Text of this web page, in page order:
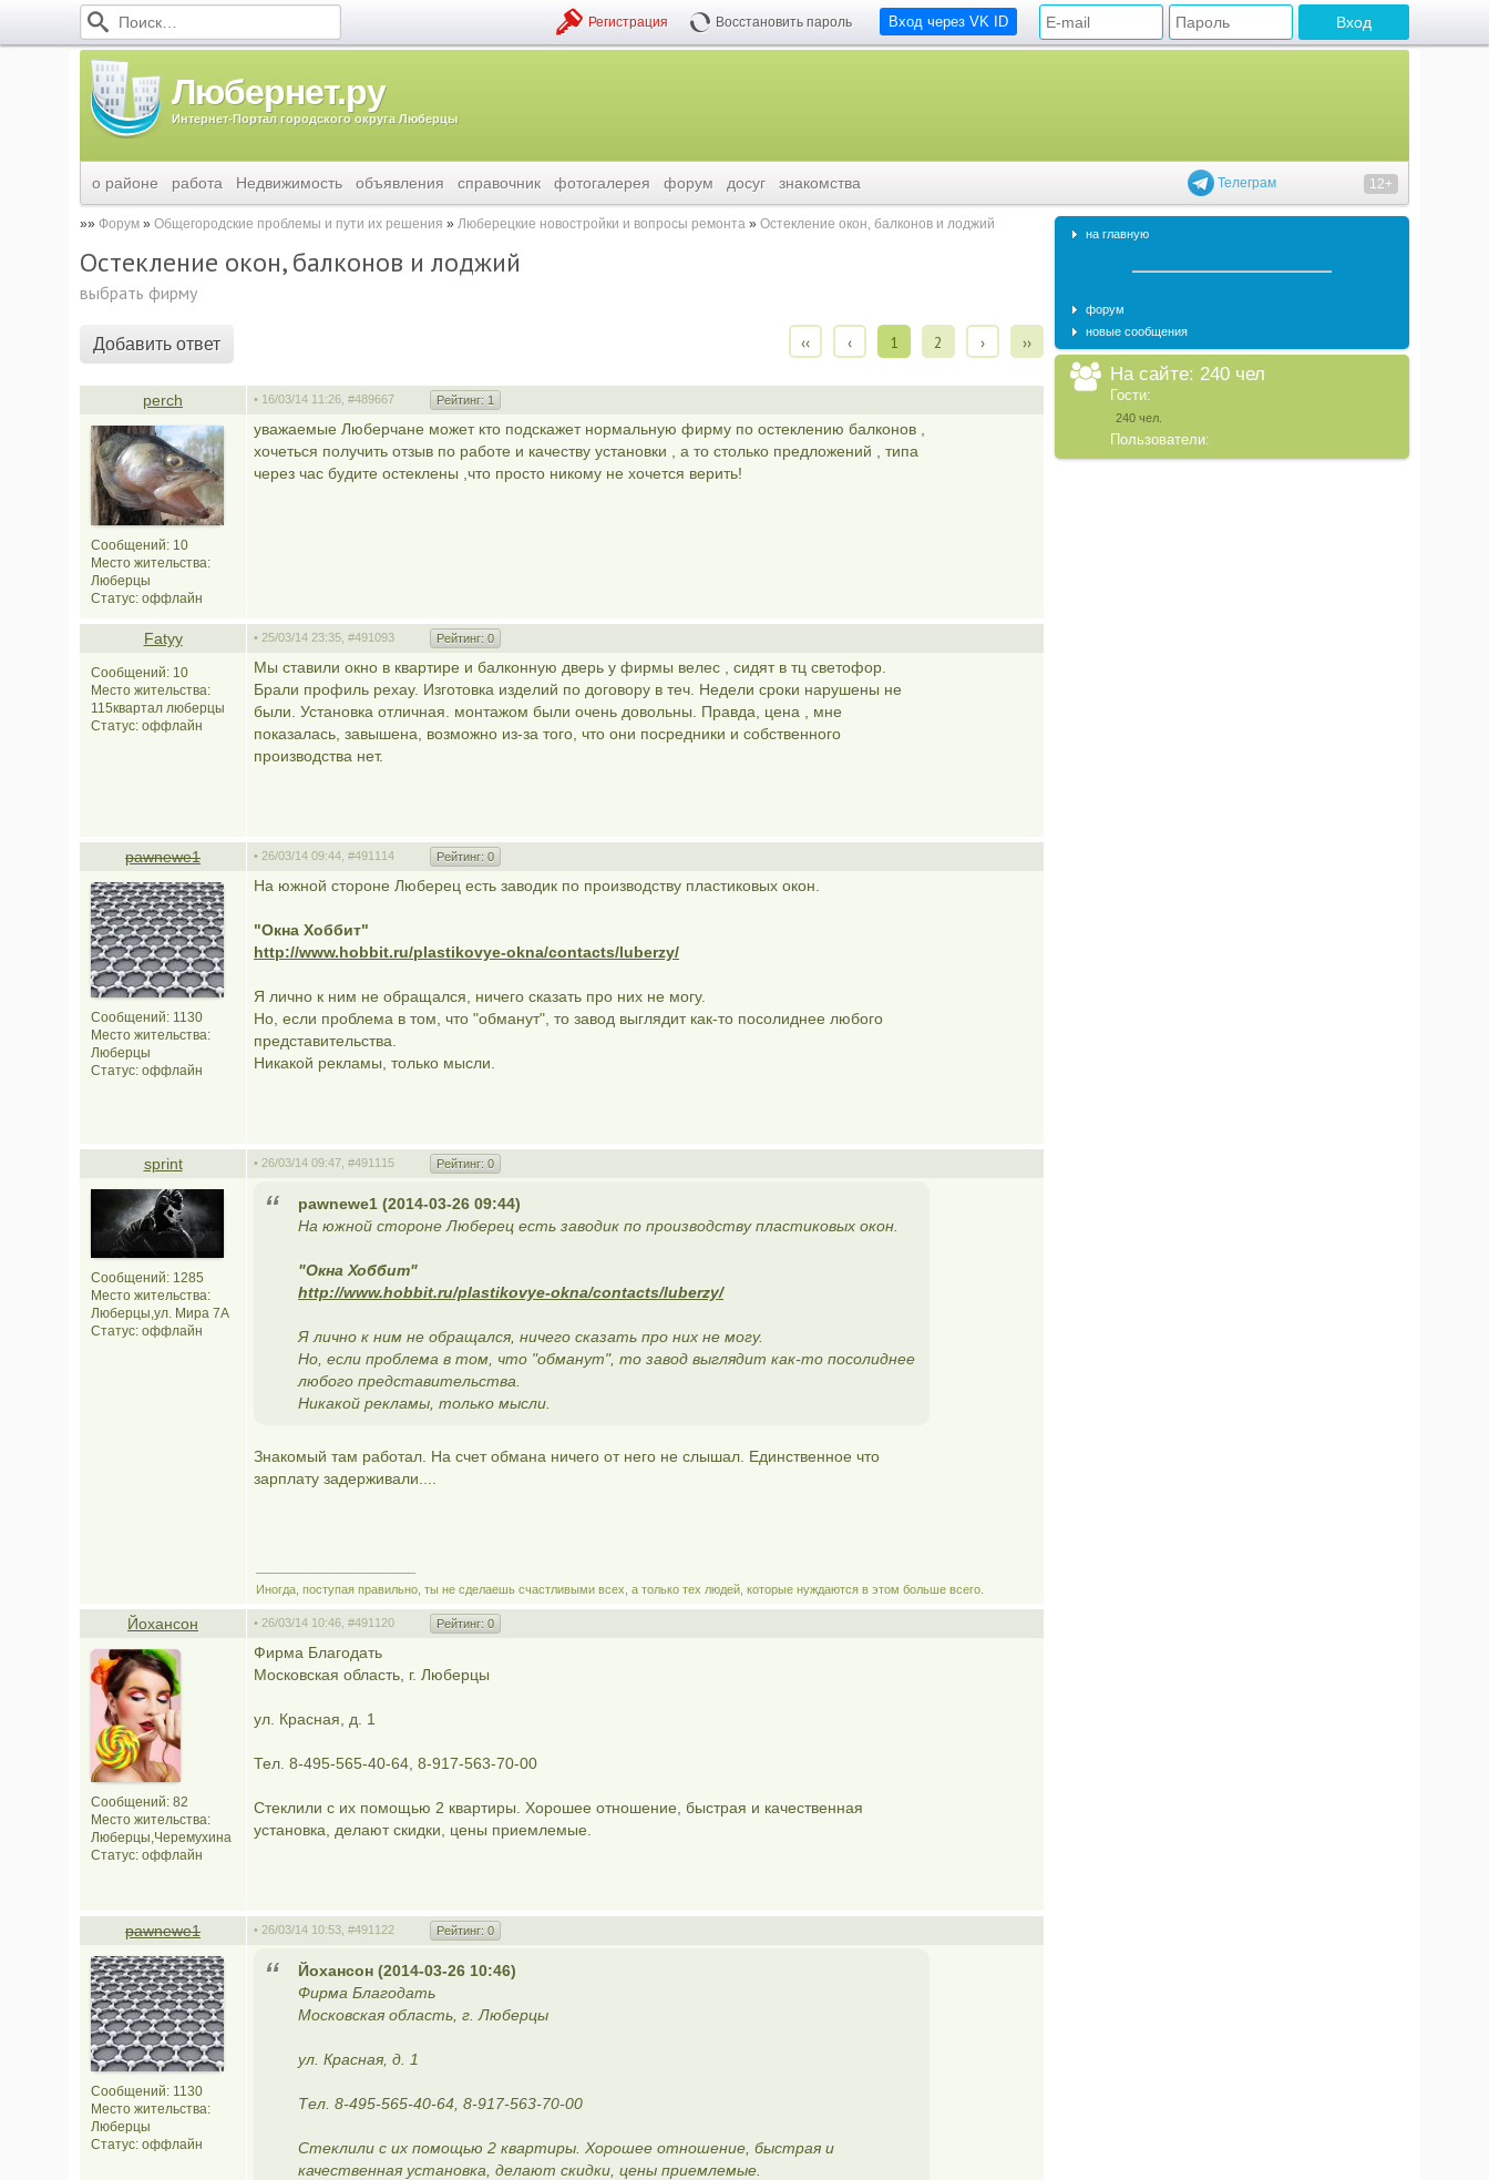
Вход через VK ID
Регистрация Восстановить пароль
Любернет.ру
Интернет-Портал городского округа Люберцы
Телеграм 12+
о районе работа Недвижимость объявления справочник фотогалерея форум досуг знакомства
Форум Общегородские проблемы и пути их решения Люберецкие новостройки и вопросы ремонта Остекление окон, балконов и лоджий
Остекление окон, балконов и лоджий
выбрать фирму
‹‹ ‹ 1 2 › ››
Добавить ответ
perch • 16/03/14 11:26, #489667 Рейтинг: 1
Сообщений: 10
Место жительства:
Люберцы
Статус: оффлайн
уважаемые Люберчане может кто подскажет нормальную фирму по остеклению балконов ,
хочеться получить отзыв по работе и качеству установки , а то столько предложений , типа
через час будите остеклены ,что просто никому не хочется верить!
Fatyy • 25/03/14 23:35, #491093 Рейтинг: 0
Сообщений: 10
Место жительства:
115квартал люберцы
Статус: оффлайн
Мы ставили окно в квартире и балконную дверь у фирмы велес , сидят в тц светофор.
Брали профиль рехау. Изготовка изделий по договору в теч. Недели сроки нарушены не
были. Установка отличная. монтажом были очень довольны. Правда, цена , мне
показалась, завышена, возможно из-за того, что они посредники и собственного
производства нет.
pawnewe1 • 26/03/14 09:44, #491114 Рейтинг: 0
Сообщений: 1130
Место жительства:
Люберцы
Статус: оффлайн
На южной стороне Люберец есть заводик по производству пластиковых окон.
"Окна Хоббит"
http://www.hobbit.ru/plastikovye-okna/contacts/luberzy/
Я лично к ним не обращался, ничего сказать про них не могу.
Но, если проблема в том, что "обманут", то завод выглядит как-то посолиднее любого
представительства.
Никакой рекламы, только мысли.
sprint • 26/03/14 09:47, #491115 Рейтинг: 0
Сообщений: 1285
Место жительства:
Люберцы,ул. Мира 7А
Статус: оффлайн
pawnewe1 (2014-03-26 09:44)
На южной стороне Люберец есть заводик по производству пластиковых окон.
"Окна Хоббит"
http://www.hobbit.ru/plastikovye-okna/contacts/luberzy/
Я лично к ним не обращался, ничего сказать про них не могу.
Но, если проблема в том, что "обманут", то завод выглядит как-то посолиднее
любого представительства.
Никакой рекламы, только мысли.
Знакомый там работал. На счет обмана ничего от него не слышал. Единственное что
зарплату задерживали....
Иногда, поступая правильно, ты не сделаешь счастливыми всех, а только тех людей, которые нуждаются в этом больше всего.
Йохансон • 26/03/14 10:46, #491120 Рейтинг: 0
Сообщений: 82
Место жительства:
Люберцы,Черемухина
Статус: оффлайн
Фирма Благодать
Московская область, г. Люберцы
ул. Красная, д. 1
Тел. 8-495-565-40-64, 8-917-563-70-00
Стеклили с их помощью 2 квартиры. Хорошее отношение, быстрая и качественная
установка, делают скидки, цены приемлемые.
pawnewe1 • 26/03/14 10:53, #491122 Рейтинг: 0
Сообщений: 1130
Место жительства:
Люберцы
Статус: оффлайн
Йохансон (2014-03-26 10:46)
Фирма Благодать
Московская область, г. Люберцы
ул. Красная, д. 1
Тел. 8-495-565-40-64, 8-917-563-70-00
Стеклили с их помощью 2 квартиры. Хорошее отношение, быстрая и
качественная установка, делают скидки, цены приемлемые.
на главную
форум
новые сообщения
На сайте: 240 чел
Гости:
240 чел.
Пользователи: